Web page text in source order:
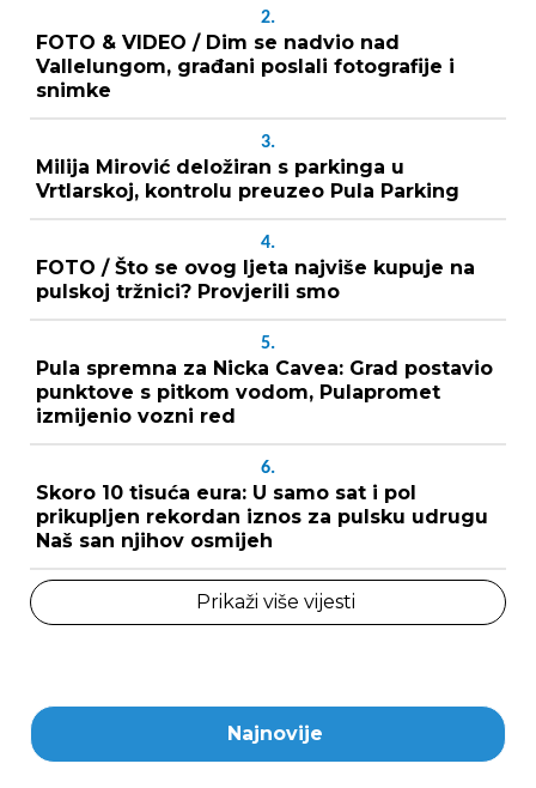
2.
FOTO & VIDEO / Dim se nadvio nad
Vallelungom, građani poslali fotografije i
snimke
3.
Milija Mirović deložiran s parkinga u
Vrtlarskoj, kontrolu preuzeo Pula Parking
4.
FOTO / Što se ovog ljeta najviše kupuje na
pulskoj tržnici? Provjerili smo
5.
Pula spremna za Nicka Cavea: Grad postavio
punktove s pitkom vodom, Pulapromet
izmijenio vozni red
6.
Skoro 10 tisuća eura: U samo sat i pol
prikupljen rekordan iznos za pulsku udrugu
Naš san njihov osmijeh
Prikaži više vijesti
Najnovije